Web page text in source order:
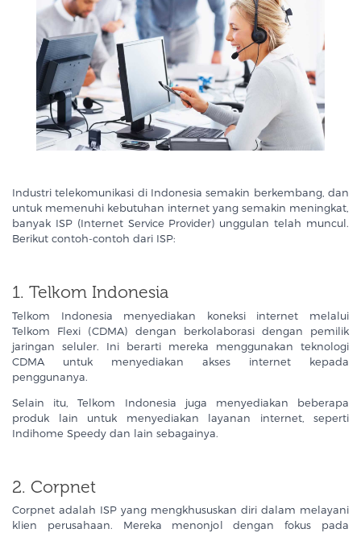
Industri telekomunikasi di Indonesia semakin berkembang, dan
untuk memenuhi kebutuhan internet yang semakin meningkat,
banyak ISP (Internet Service Provider) unggulan telah muncul.
Berikut contoh-contoh dari ISP:
1. Telkom Indonesia
Telkom Indonesia menyediakan koneksi internet melalui
Telkom Flexi (CDMA) dengan berkolaborasi dengan pemilik
jaringan seluler. Ini berarti mereka menggunakan teknologi
CDMA untuk menyediakan akses internet kepada
penggunanya.
Selain itu, Telkom Indonesia juga menyediakan beberapa
produk lain untuk menyediakan layanan internet, seperti
Indihome Speedy dan lain sebagainya.
2. Corpnet
Corpnet adalah ISP yang mengkhususkan diri dalam melayani
klien perusahaan. Mereka menonjol dengan fokus pada